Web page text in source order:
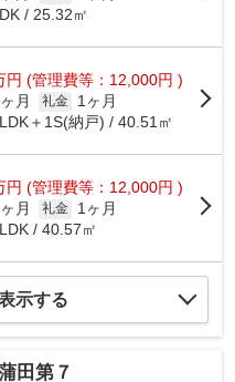
/ 25.32㎡
円 (管理費等：12,000円 )
月 礼金
1ヶ月
＋1S(納戸) / 40.51㎡
円 (管理費等：12,000円 )
月 礼金
1ヶ月
/ 40.57㎡
示する
田第７